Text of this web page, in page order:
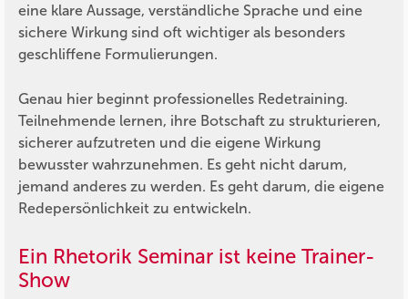
eine klare Aussage, verständliche Sprache und eine
sichere Wirkung sind oft wichtiger als besonders
geschliffene Formulierungen.
Genau hier beginnt professionelles Redetraining.
Teilnehmende lernen, ihre Botschaft zu strukturieren,
sicherer aufzutreten und die eigene Wirkung
bewusster wahrzunehmen. Es geht nicht darum,
jemand anderes zu werden. Es geht darum, die eigene
Redepersönlichkeit zu entwickeln.
Ein Rhetorik Seminar ist keine Trainer-
Show